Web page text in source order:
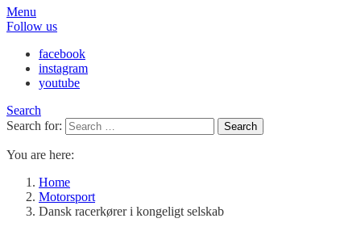
Menu
Follow us
facebook
instagram
youtube
Search
Search for:
Search
You are here:
Home
Motorsport
Dansk racerkører i kongeligt selskab